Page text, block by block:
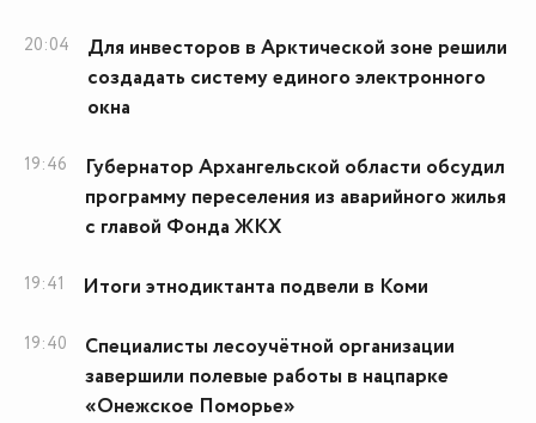
20:04
Для инвесторов в Арктической зоне решили
создадать систему единого электронного
окна
19:46
Губернатор Архангельской области обсудил
программу переселения из аварийного жилья
с главой Фонда ЖКХ
19:41 Итоги этнодиктанта подвели в Коми
19:40
Специалисты лесоучётной организации
завершили полевые работы в нацпарке
«Онежское Поморье»